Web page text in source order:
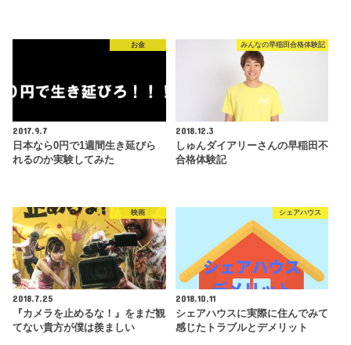
お金
2017.9.7
日本なら0円で1週間生き延びら
れるのか実験してみた
みんなの早稲田合格体験記
2018.12.3
しゅんダイアリーさんの早稲田不
合格体験記
映画
2018.7.25
『カメラを止めるな！』をまだ観
てない貴方が僕は羨ましい
シェアハウス
2018.10.11
シェアハウスに実際に住んでみて
感じたトラブルとデメリット